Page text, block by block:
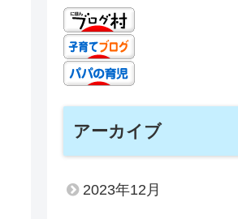
アーカイブ
2023年12月